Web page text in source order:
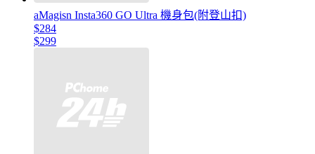
aMagisn Insta360 GO Ultra 機身包(附登山扣)
$284
$299